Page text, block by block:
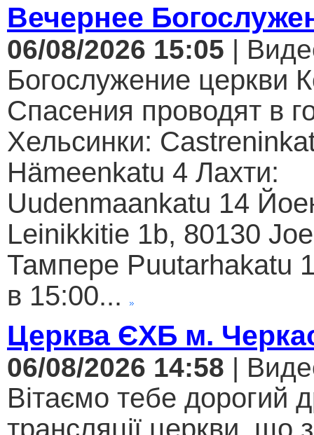
Вечернее
06/08/2026 15:05 |
Богослужение церкви
Спасения проводят в
Хельсинки:
Hämeenkatu 4 Лахти:
Uudenmaankatu 14
Leinikkitie 1b, 80130
Тампере Puutarhakatu
в 15:00...
Церква ЄХБ м.
06/08/2026 14:58 |
Вітаємо тебе дорогий